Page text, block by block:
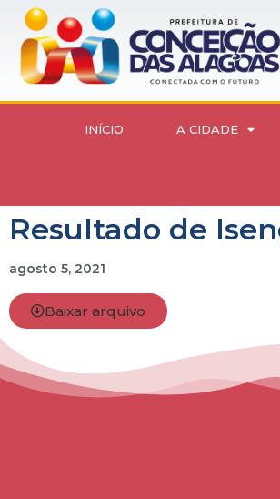
INÍCIO A CIDADE
Resultado de
agosto 5, 2021
Baixar arquivo